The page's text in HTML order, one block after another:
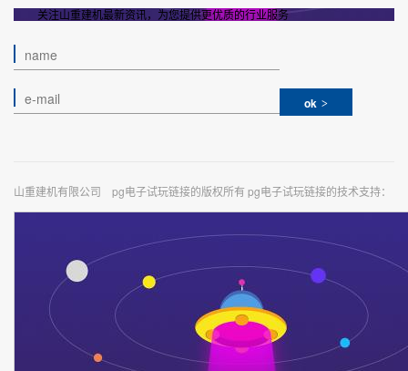
关注山重建机最新资讯，为您提供更优质的行业服务
ok
山重建机有限公司 pg电子试玩链接的版权所有 pg电子试玩链接的技术支持：